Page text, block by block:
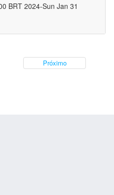
BRT 2024-Sun Jan 31
Próximo